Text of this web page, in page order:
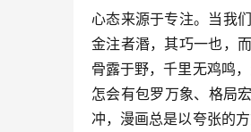
心态来源于专注。当我
金注者湣，其巧一也，
骨露于野，千里无鸡鸣
怎会有包罗万象、格局
冲，漫画总是以夸张的